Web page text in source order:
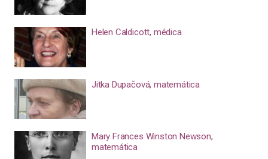
Helen Caldicott, médica
Jitka Dupačová, matemática
Mary Frances Winston Newson,
matemática